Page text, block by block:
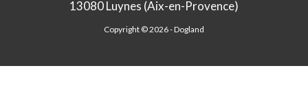
13080 Luynes (Aix-en-Provence)
Copyright © 2026 -Dogland